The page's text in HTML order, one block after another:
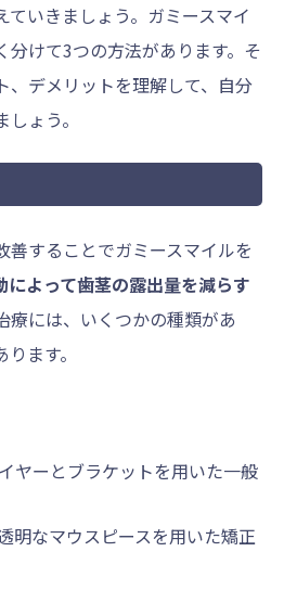
ていきましょう。ガミースマイ
分けて3つの方法があります。そ
、デメリットを理解して、自分
ょう。
善することでガミースマイルを
によって歯茎の露出量を減らす
療には、いくつかの種類があ
ます。
ヤーとブラケットを用いた一般
明なマウスピースを用いた矯正